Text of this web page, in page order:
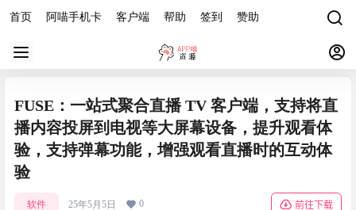
首页 阿喵手机卡 客户端 帮助 签到 赞助
FUSE：一站式聚合直播 TV 客户端，支持将直
播内容投屏到电视等大屏幕设备，提升观看体
验，支持弹幕功能，增强观看直播时的互动体
验
软件 25年5月5日 0 前往下载